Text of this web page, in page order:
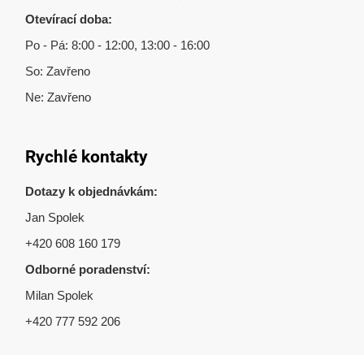
Otevírací doba:
Po - Pá: 8:00 - 12:00, 13:00 - 16:00
So: Zavřeno
Ne: Zavřeno
Rychlé kontakty
Dotazy k objednávkám:
Jan Spolek
+420 608 160 179
Odborné poradenství:
Milan Spolek
+420 777 592 206